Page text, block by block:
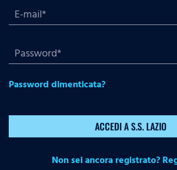
Password dimenticata?
ACCEDI A S.S. LAZIO
Non sei ancora registrato?